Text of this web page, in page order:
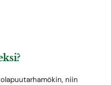
niin